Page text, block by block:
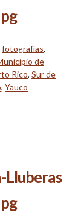
fotografías,
de
Rico, Sur de
, Yauco
Lluberas